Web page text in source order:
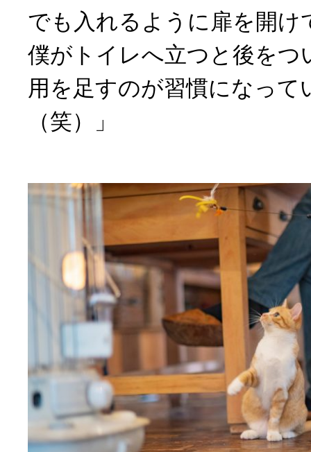
でも入れるように扉を開け
僕がトイレへ立つと後をつ
用を足すのが習慣になって
（笑）」